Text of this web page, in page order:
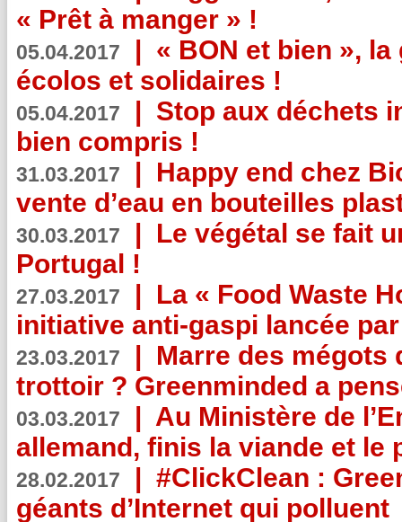
« Prêt à manger » !
05.04.2017 | « BON et bien »,
écolos et solidaires !
05.04.2017 | Stop aux déchets
bien compris !
31.03.2017 | Happy end chez
vente d’eau en bouteilles
30.03.2017 | Le végétal se fait
Portugal !
27.03.2017 | La « Food Waste
initiative anti-gaspi lancée
23.03.2017 | Marre des mégots
trottoir ? Greenminded a
03.03.2017 | Au Ministère de
allemand, finis la viande et le
28.02.2017 | #ClickClean :
géants d’Internet qui polluent